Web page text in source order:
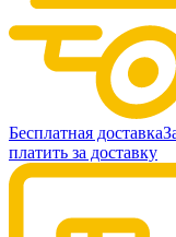
Бесплатная доставка
платить за доставку